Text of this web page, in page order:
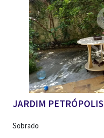
JARDIM PETRÓPOLIS
Sobrado